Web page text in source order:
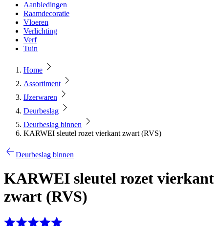
Aanbiedingen
Raamdecoratie
Vloeren
Verlichting
Verf
Tuin
Home
Assortiment
IJzerwaren
Deurbeslag
Deurbeslag binnen
KARWEI sleutel rozet vierkant zwart (RVS)
Deurbeslag binnen
KARWEI sleutel rozet vierkant
zwart (RVS)